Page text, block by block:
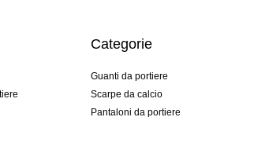
Categorie
Guanti da portiere
Scarpe da calcio
Pantaloni da portiere